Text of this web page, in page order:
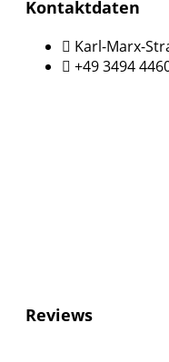
Kontaktdaten
Karl-Marx-
+49 3494
Reviews